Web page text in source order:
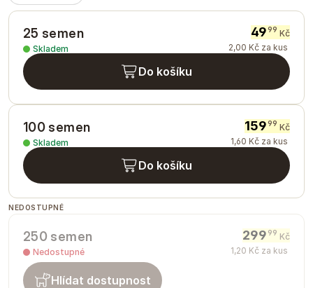
25 semen
Skladem
4999 Kč
2,00 Kč za kus
Do košíku
100 semen
Skladem
15999 Kč
1,60 Kč za kus
Do košíku
NEDOSTUPNÉ
250 semen
Nedostupné
299 99 Kč
1,20 Kč za kus
Hlídat dostupnost